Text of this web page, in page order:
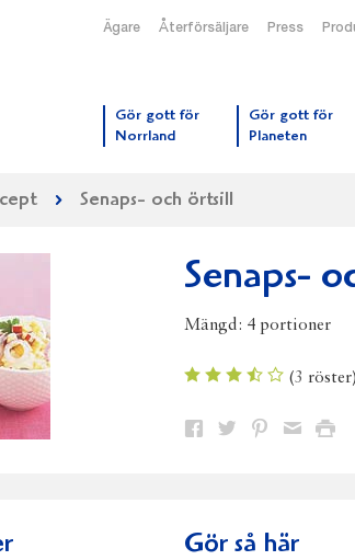
Ägare Återförsäljare Press
Gör gott för
Norrland
Gör gott för
Planeten
Senaps- och örtsill
Senaps-
Mängd: 4 portioner
(3 röster)
Dela Dela Dela Dela
Gör så här